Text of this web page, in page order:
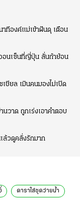
ทีองค์แม่เข้าฝันดุ เตือน
อนเซ็นที่ญี่ปุ่น ลั่นถ้าย้อน
ชียล เมินคนมองไม่เปิด
วาด ถูกเร่งเอาคำตอบ
ล้วดูคลั่งรักมาก
ดาราใส่ชุดว่ายน้ำ